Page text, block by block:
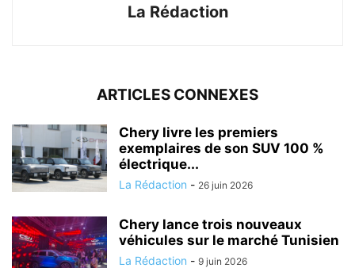
La Rédaction
ARTICLES CONNEXES
Chery livre les premiers
exemplaires de son SUV 100 %
électrique...
La Rédaction - 26 juin 2026
Chery lance trois nouveaux
véhicules sur le marché Tunisien
La Rédaction - 9 juin 2026